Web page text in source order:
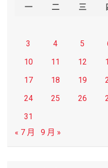
一 二 三
3
4 5
10
11 12
17
18 19
24
25 26
31
« 7 月
9 月 »